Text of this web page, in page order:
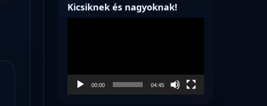
Kicsiknek és nagyoknak!
00:00 04:45